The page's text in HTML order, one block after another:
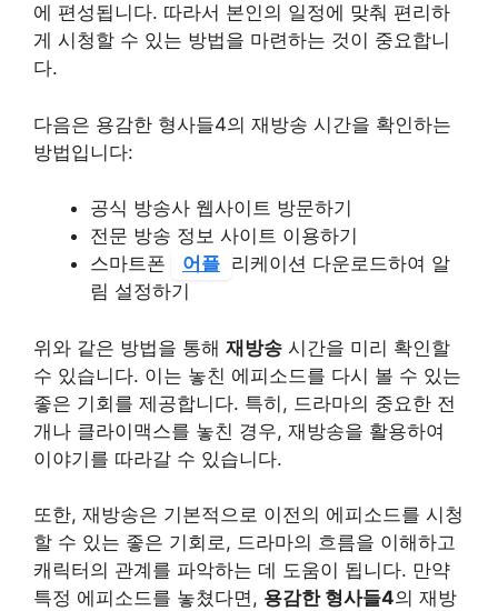
에 편성됩니다. 따라서 본인의 일정에 맞춰 편리하
게 시청할 수 있는 방법을 마련하는 것이 중요합니
다.
다음은 용감한 형사들4의 재방송 시간을 확인하는
방법입니다:
공식 방송사 웹사이트 방문하기
전문 방송 정보 사이트 이용하기
스마트폰
어플 리케이션 다운로드하여 알
림 설정하기
위와 같은 방법을 통해 재방송 시간을 미리 확인할
수 있습니다. 이는 놓친 에피소드를 다시 볼 수 있는
좋은 기회를 제공합니다. 특히, 드라마의 중요한 전
개나 클라이맥스를 놓친 경우, 재방송을 활용하여
이야기를 따라갈 수 있습니다.
또한, 재방송은 기본적으로 이전의 에피소드를 시청
할 수 있는 좋은 기회로, 드라마의 흐름을 이해하고
캐릭터의 관계를 파악하는 데 도움이 됩니다. 만약
특정 에피소드를 놓쳤다면, 용감한 형사들4의 재방